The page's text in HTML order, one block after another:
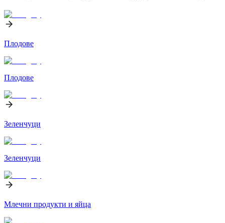
Плодове
Плодове
Зеленчуци
Зеленчуци
Млечни продукти и яйца